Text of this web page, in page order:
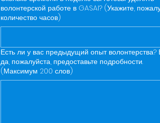
волонтерской работе в GASAI? (Укажите,
количество часов)
Есть ли у вас предыдущий опыт волонтерства?
да, пожалуйста, предоставьте подробности.
(Максимум 200 слов)